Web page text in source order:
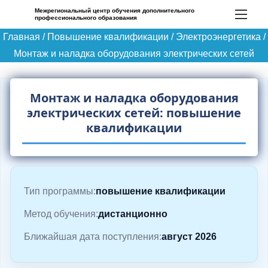
р
Межрегиональный центр обучения дополнительного
профессионального образования
Главная / Повышение квалификации / Электроэнергетика /
Монтаж и наладка оборудования электрических сетей
Монтаж и наладка оборудования
электрических сетей: повышение
квалификации
Тип программы:повышение квалификации
Метод обучения:дистанционно
Ближайшая дата поступления:август 2026